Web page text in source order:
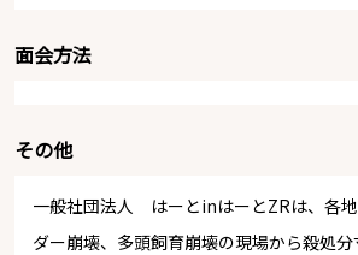
面会方法
その他
一般社団法人 はーとinはーとZRは、各
ダー崩壊、多頭飼育崩壊の現場から殺処分